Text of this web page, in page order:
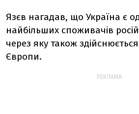
Язєв нагадав, що Україна є
найбільших споживачів
через яку також
Європи.
РЕКЛАМА: